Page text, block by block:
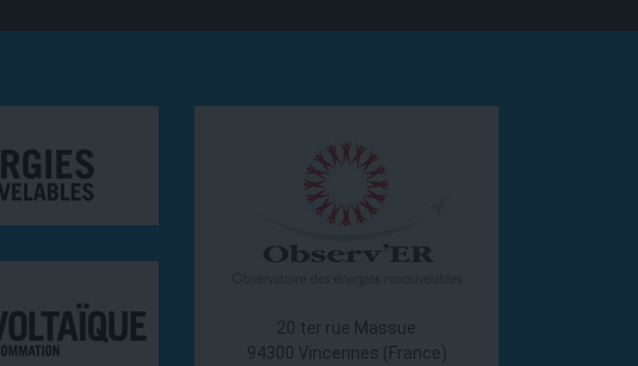
20 ter rue Massue
94300 Vincennes (France)